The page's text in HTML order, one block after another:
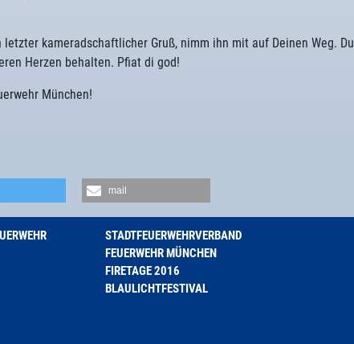
kameradschaftlicher Gruß, nimm ihn mit auf Deinen Weg. Du
Herzen behalten. Pfiat di god!
München!
mail
STADTFEUERWEHRVERBAND
FEUERWEHR MÜNCHEN
FIRETAGE 2016
BLAULICHTFESTIVAL